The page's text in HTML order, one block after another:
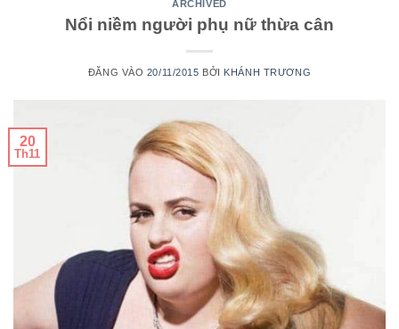
ARCHIVED
Nổi niềm người phụ nữ thừa cân
ĐĂNG VÀO 20/11/2015 BỞI KHÁNH TRƯƠNG
20
Th11